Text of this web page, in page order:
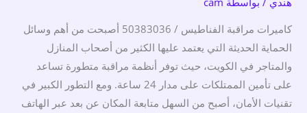
كاميرات مراقبة الفناطيس / 50383036 أصبحت من أهم وسائل
الحماية الحديثة التي يعتمد عليها الكثير من أصحاب المنازل
والمتاجر في الكويت، حيث توفر أنظمة مراقبة متطورة تساعد
على تأمين الممتلكات على مدار 24 ساعة. ومع التطور الكبير في
تقنيات الأمان، أصبح من السهل متابعة المكان عن بعد عبر الهاتف